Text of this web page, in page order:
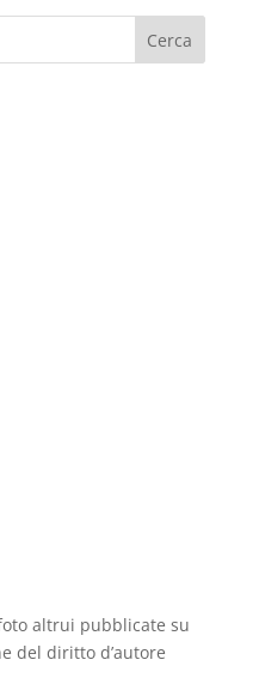
altrui pubblicate su
del diritto d’autore